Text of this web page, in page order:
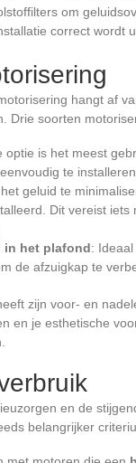
om
correct wordt
hangt af
Drie soorten
optie is het meest
te
geluid te
Dit vereist
in het plafond:
de afzuigkap te
zijn voor- en
en je esthetische
en de
belangrijker